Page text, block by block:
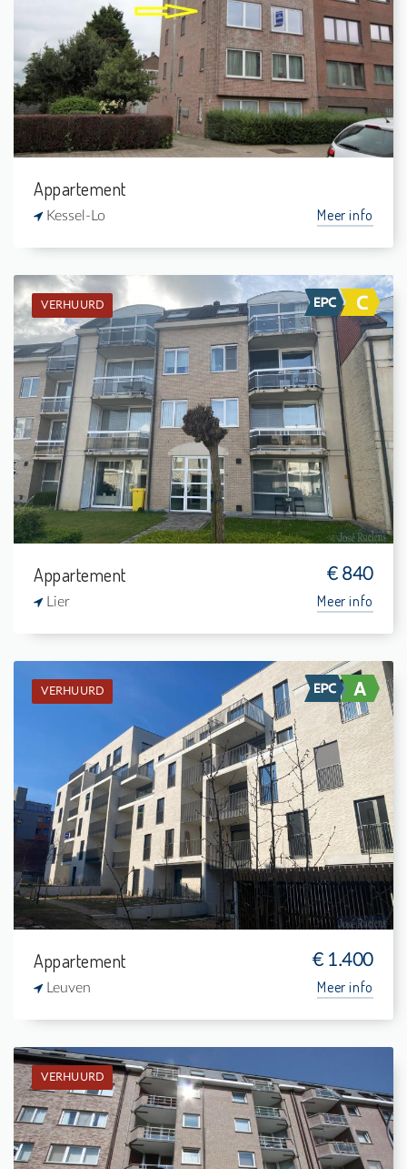
-
1
Appartement
Kessel-Lo Meer info
VERHUURD
Verhuurd: Appartement
2
3 m²
1
88 m²
Appartement € 840
Lier Meer info
VERHUURD
Verhuurd: Penthouse
2
8 m²
1
84 m²
Appartement € 1.400
Leuven Meer info
VERHUURD
Verhuurd: Appartement